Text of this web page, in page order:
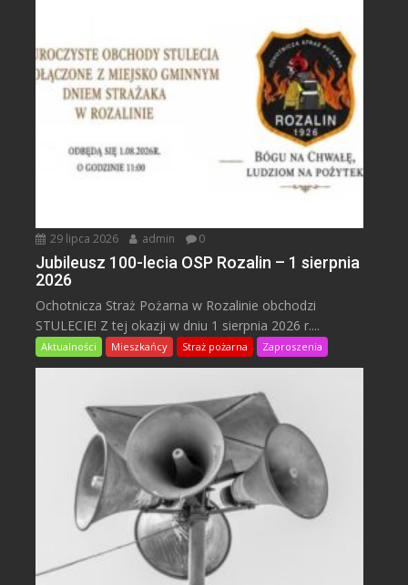
29 lipca 2026 admin 0
Jubileusz 100-lecia OSP Rozalin – 1 sierpnia
2026
Ochotnicza Straż Pożarna w Rozalinie obchodzi
STULECIE! Z tej okazji w dniu 1 sierpnia 2026 r....
Aktualności Mieszkańcy Straż pożarna Zaproszenia